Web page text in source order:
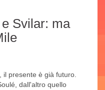
Svilar: ma
il presente è già futuro.
dall'altro quello